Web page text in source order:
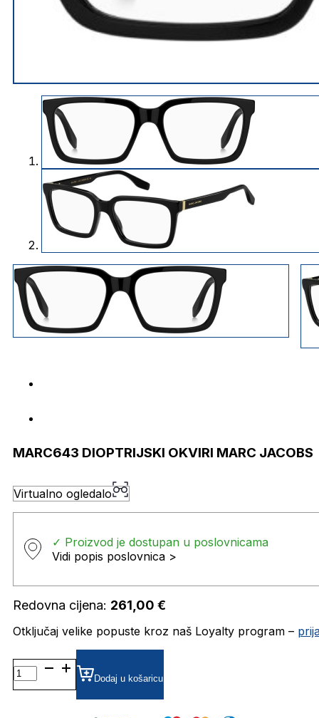
MARC643 DIOPTRIJSKI OKVIRI MARC JACOBS
Virtualno ogledalo
✓ Proizvod je dostupan u poslovnicama
Vidi popis poslovnica >
Redovna cijena: 261,00 €
Otključaj velike popuste kroz naš Loyalty program –
MARC643 DIOPTRIJSKI
OKVIRI
MARC
Dodaj u košaricu